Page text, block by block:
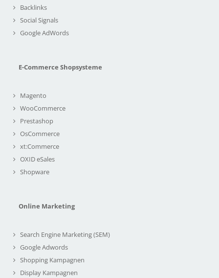
Backlinks
Social Signals
Google AdWords
E-Commerce Shopsysteme
Magento
WooCommerce
Prestashop
OsCommerce
xt:Commerce
OXID eSales
Shopware
Online Marketing
Search Engine Marketing (SEM)
Google Adwords
Shopping Kampagnen
Display Kampagnen